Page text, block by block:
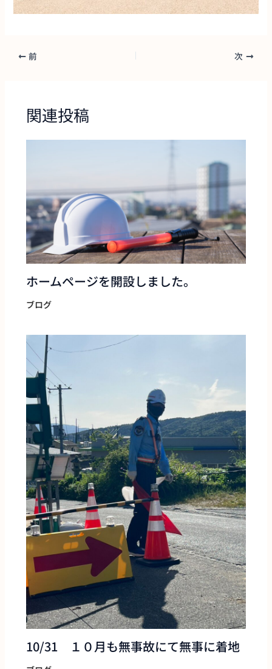
前 次
関連投稿
ホームページを開設しました。
ブログ
10/31 １０月も無事故にて無事に着地